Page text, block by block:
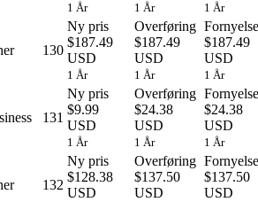
1 År 1 År 1 År
130
Ny pris
$187.49
USD
1 År
Overføring
$187.49
USD
1 År
Fornyelse
$187.49
USD
1 År
131
Ny pris
$9.99
USD
1 År
Overføring
$24.38
USD
1 År
Fornyelse
$24.38
USD
1 År
132
Ny pris
$128.38
USD
Overføring
$137.50
USD
Fornyelse
$137.50
USD